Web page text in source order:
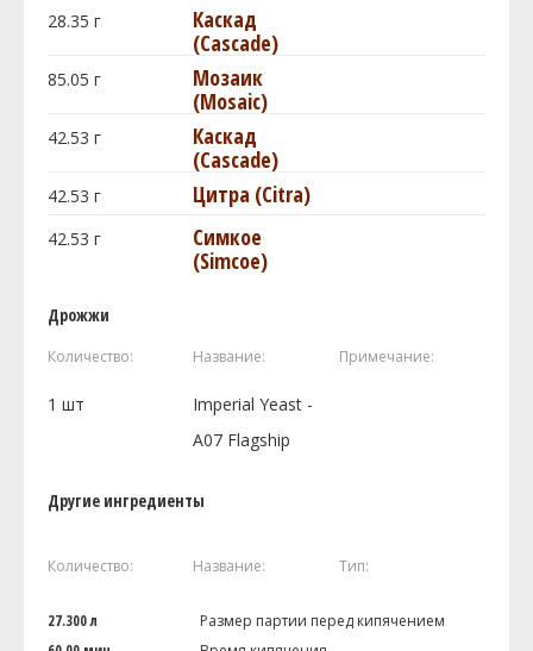
28.35 г
Каскад
(Cascade)
85.05 г
Мозаик
(Mosaic)
42.53 г
Каскад
(Cascade)
42.53 г Цитра (Citra)
42.53 г
Симкое
(Simcoe)
Дрожжи
Количество: Название: Примечание:
1 шт
Imperial Yeast -
A07 Flagship
Другие ингредиенты
Количество: Название: Тип:
27.300 л
Размер партии перед кипячением